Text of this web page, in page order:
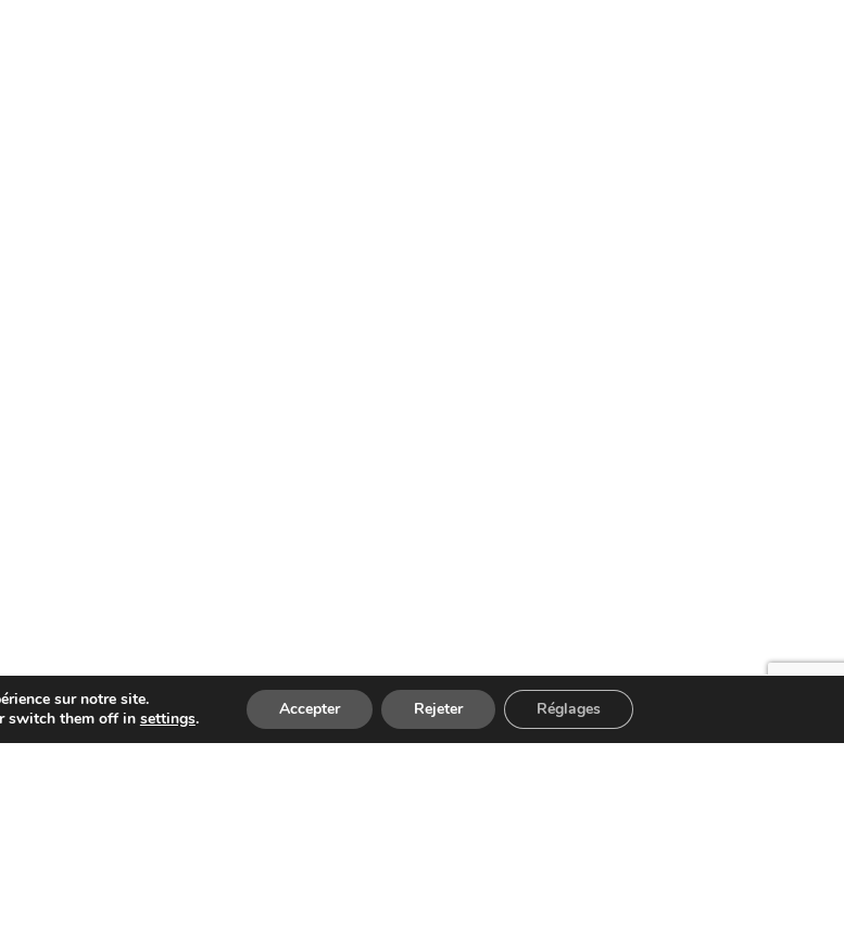
sur notre site.
switch them off in settings. Accepter Rejeter Réglages